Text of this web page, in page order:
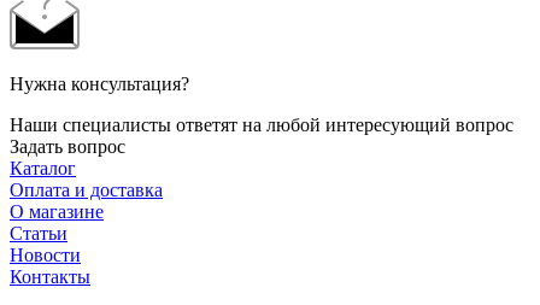
Нужна консультация?
Наши специалисты ответят на любой интересующий вопрос
Задать вопрос
Каталог
Оплата и доставка
О магазине
Статьи
Новости
Контакты